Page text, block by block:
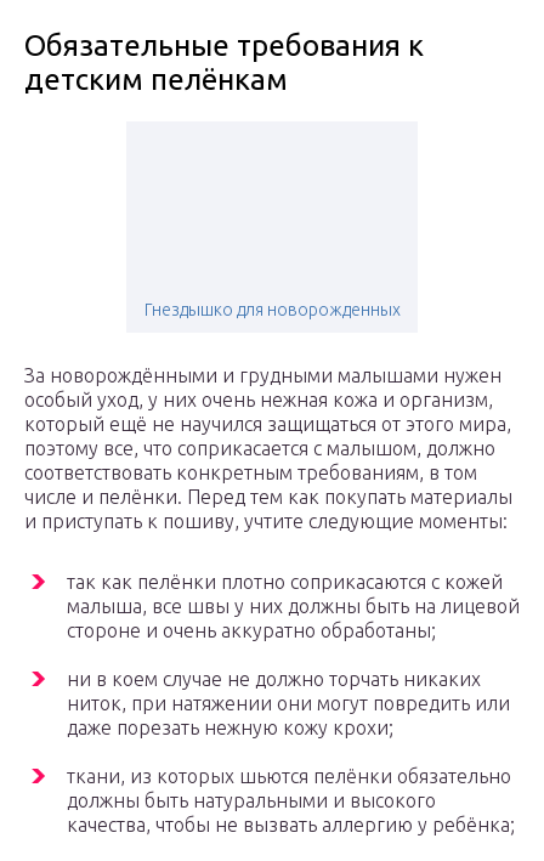
Обязательные требования к
детским пелёнкам
Гнездышко для новорожденных
За новорождёнными и грудными малышами нужен
особый уход, у них очень нежная кожа и организм,
который ещё не научился защищаться от этого мира,
поэтому все, что соприкасается с малышом, должно
соответствовать конкретным требованиям, в том
числе и пелёнки. Перед тем как покупать материалы
и приступать к пошиву, учтите следующие моменты:
так как пелёнки плотно соприкасаются с кожей
малыша, все швы у них должны быть на лицевой
стороне и очень аккуратно обработаны;
ни в коем случае не должно торчать никаких
ниток, при натяжении они могут повредить или
даже порезать нежную кожу крохи;
ткани, из которых шьются пелёнки обязательно
должны быть натуральными и высокого
качества, чтобы не вызвать аллергию у ребёнка;